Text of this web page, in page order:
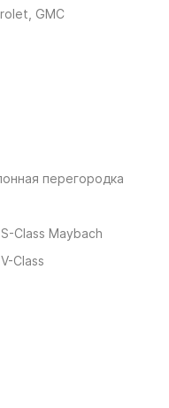
GMC
перегородка
Class Maybach
Class